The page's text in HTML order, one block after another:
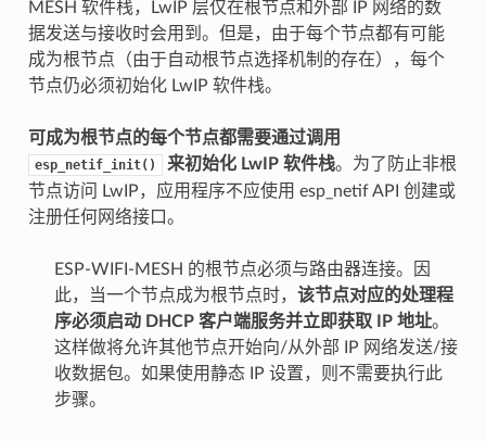
MESH 软件栈，LwIP 层仅在根节点和外部 IP 网络的数
据发送与接收时会用到。但是，由于每个节点都有可能
成为根节点（由于自动根节点选择机制的存在），每个
节点仍必须初始化 LwIP 软件栈。
可成为根节点的每个节点都需要通过调用
esp_netif_init() 来初始化 LwIP 软件栈。为了防止非根
节点访问 LwIP，应用程序不应使用 esp_netif API 创建或
注册任何网络接口。
ESP-WIFI-MESH 的根节点必须与路由器连接。因
此，当一个节点成为根节点时， 该节点对应的处理程
序必须启动 DHCP 客户端服务并立即获取 IP 地址。
这样做将允许其他节点开始向/从外部 IP 网络发送/接
收数据包。如果使用静态 IP 设置，则不需要执行此
步骤。